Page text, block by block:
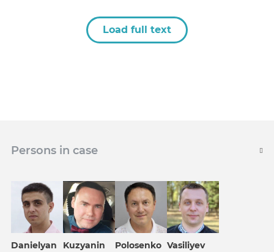
Load full text
Persons in case
Danielyan
Kuzyanin
Polosenko Vasiliyev